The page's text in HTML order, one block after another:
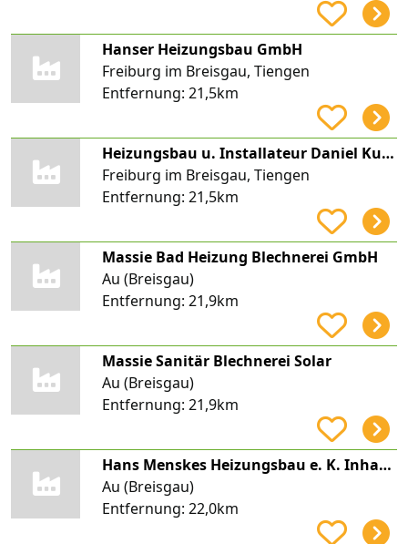
Hanser Heizungsbau GmbH
Freiburg im Breisgau, Tiengen
Entfernung: 21,5km
Heizungsbau u. Installateur Daniel Kurtz
Freiburg im Breisgau, Tiengen
Entfernung: 21,5km
Massie Bad Heizung Blechnerei GmbH
Au (Breisgau)
Entfernung: 21,9km
Massie Sanitär Blechnerei Solar
Au (Breisgau)
Entfernung: 21,9km
Hans Menskes Heizungsbau e. K. Inhaber Mark Menskes
Au (Breisgau)
Entfernung: 22,0km